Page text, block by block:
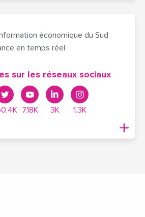
économique du Sud
en temps réel
sur les réseaux sociaux
7,18K 3K 1.3K